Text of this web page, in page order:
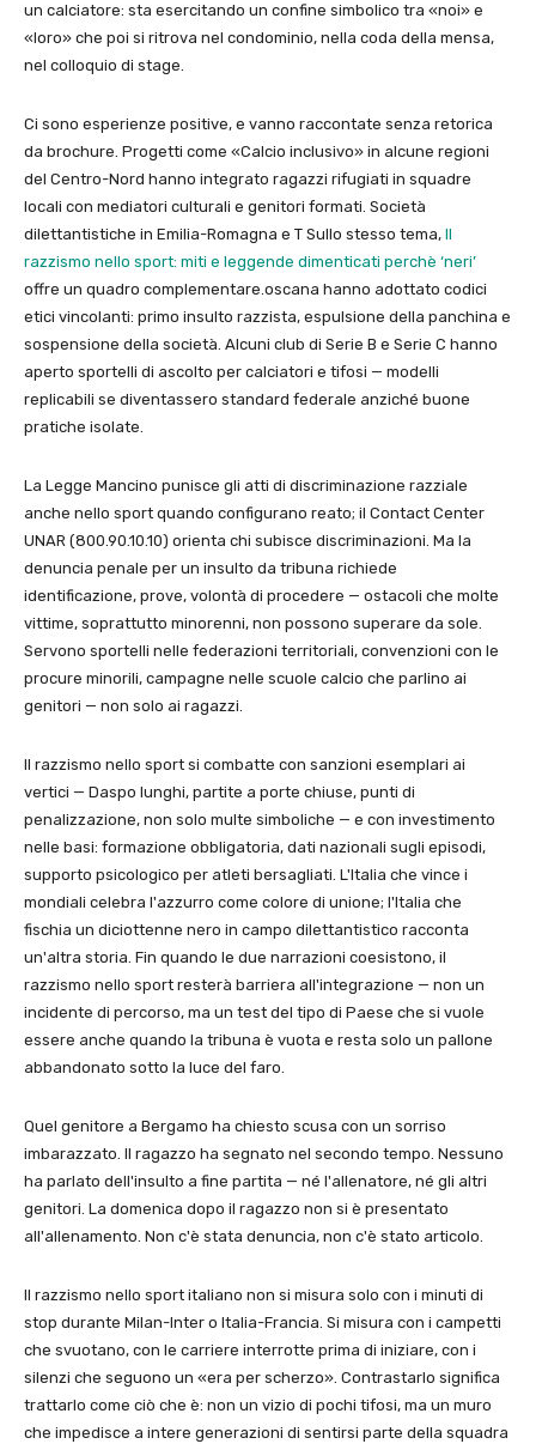
un calciatore: sta esercitando un confine simbolico tra «noi» e
«loro» che poi si ritrova nel condominio, nella coda della mensa,
nel colloquio di stage.
Ci sono esperienze positive, e vanno raccontate senza retorica
da brochure. Progetti come «Calcio inclusivo» in alcune regioni
del Centro-Nord hanno integrato ragazzi rifugiati in squadre
locali con mediatori culturali e genitori formati. Società
dilettantistiche in Emilia-Romagna e T Sullo stesso tema, Il
razzismo nello sport: miti e leggende dimenticati perchè ‘neri’
offre un quadro complementare.oscana hanno adottato codici
etici vincolanti: primo insulto razzista, espulsione della panchina e
sospensione della società. Alcuni club di Serie B e Serie C hanno
aperto sportelli di ascolto per calciatori e tifosi — modelli
replicabili se diventassero standard federale anziché buone
pratiche isolate.
La Legge Mancino punisce gli atti di discriminazione razziale
anche nello sport quando configurano reato; il Contact Center
UNAR (800.90.10.10) orienta chi subisce discriminazioni. Ma la
denuncia penale per un insulto da tribuna richiede
identificazione, prove, volontà di procedere — ostacoli che molte
vittime, soprattutto minorenni, non possono superare da sole.
Servono sportelli nelle federazioni territoriali, convenzioni con le
procure minorili, campagne nelle scuole calcio che parlino ai
genitori — non solo ai ragazzi.
Il razzismo nello sport si combatte con sanzioni esemplari ai
vertici — Daspo lunghi, partite a porte chiuse, punti di
penalizzazione, non solo multe simboliche — e con investimento
nelle basi: formazione obbligatoria, dati nazionali sugli episodi,
supporto psicologico per atleti bersagliati. L'Italia che vince i
mondiali celebra l'azzurro come colore di unione; l'Italia che
fischia un diciottenne nero in campo dilettantistico racconta
un'altra storia. Fin quando le due narrazioni coesistono, il
razzismo nello sport resterà barriera all'integrazione — non un
incidente di percorso, ma un test del tipo di Paese che si vuole
essere anche quando la tribuna è vuota e resta solo un pallone
abbandonato sotto la luce del faro.
Quel genitore a Bergamo ha chiesto scusa con un sorriso
imbarazzato. Il ragazzo ha segnato nel secondo tempo. Nessuno
ha parlato dell'insulto a fine partita — né l'allenatore, né gli altri
genitori. La domenica dopo il ragazzo non si è presentato
all'allenamento. Non c'è stata denuncia, non c'è stato articolo.
Il razzismo nello sport italiano non si misura solo con i minuti di
stop durante Milan-Inter o Italia-Francia. Si misura con i campetti
che svuotano, con le carriere interrotte prima di iniziare, con i
silenzi che seguono un «era per scherzo». Contrastarlo significa
trattarlo come ciò che è: non un vizio di pochi tifosi, ma un muro
che impedisce a intere generazioni di sentirsi parte della squadra